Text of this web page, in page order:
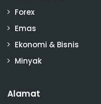
Forex
Emas
Ekonomi & Bisnis
Minyak
Alamat